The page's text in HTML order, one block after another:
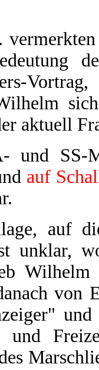
aktuell
und SS-
auf
auf
unklar,
von
und